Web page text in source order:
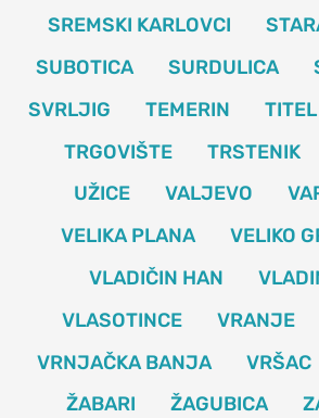
SREMSKI KARLOVCI
SUBOTICA
SURDULICA
SVRLJIG
TEMERIN TITEL
TRGOVIŠTE
TRSTENIK
UŽICE
VALJEVO
VELIKA PLANA
VELIKO
VLADIČIN HAN
VLASOTINCE
VRANJE
VRNJAČKA BANJA
VRŠAC
ŽABARI
ŽAGUBICA